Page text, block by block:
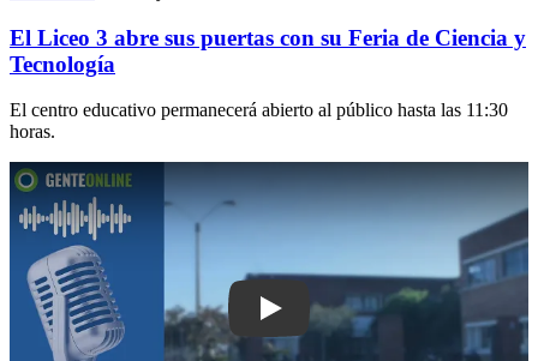
El Liceo 3 abre sus puertas con su Feria de Ciencia y
Tecnología
El centro educativo permanecerá abierto al público hasta las 11:30
horas.
Play: Docentes alertan